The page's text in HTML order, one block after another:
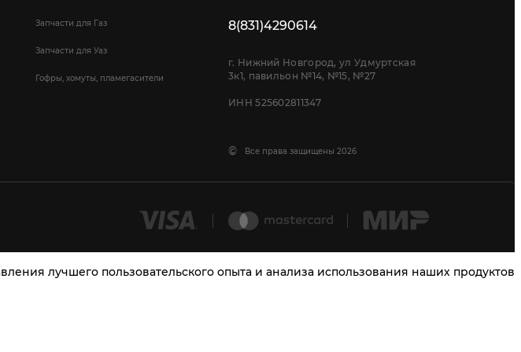
Запчасти для Газ
Запчасти для Уаз
Гофры, хомуты, пламегасители
8(831)4290614
г. Нижний Новгород, ул Удмуртская
3к1, павильон №14, №15, №27
ИНН 525602811347
© Все права защищены 2026
лучшего пользовательского опыта и анализа использования наших продуктов